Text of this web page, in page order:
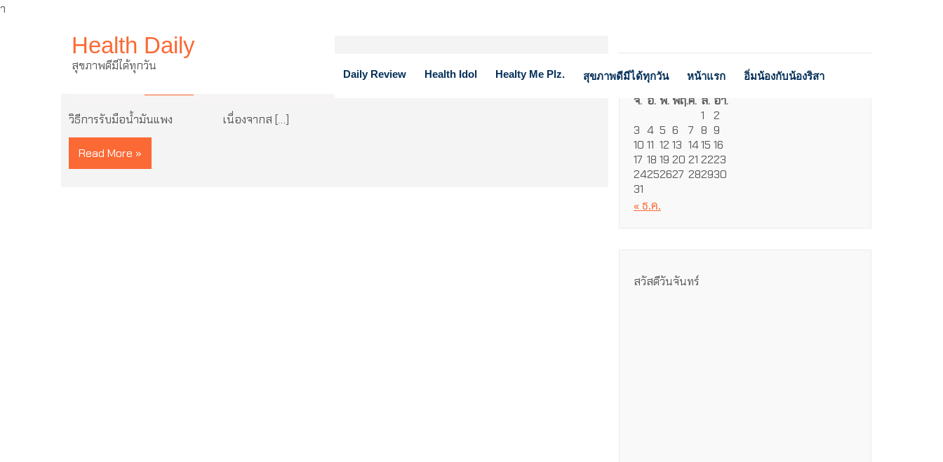
ำ
Health Daily
สุขภาพดีมีได้ทุกวัน
Daily Review Health Idol Healty Me Plz. สุขภาพดีมีได้ทุกวัน หน้าแรก อิ่มน้องกับน้องริสา
วิธีการรับมือน้ำมันแพง
วิธีการรับมือน้ำมันแพง เนื่องจากส […]
Read More »
สิงหาคม 2026
จ. อ. พ.พฤ.ศ. ส. อา.
1
2
3 4 5 6 7 8 9
10 11 12 13 1415 16
17 18 19 20 21 2223
24252627 282930
31
« ธ.ค.
สวัสดีวันจันทร์